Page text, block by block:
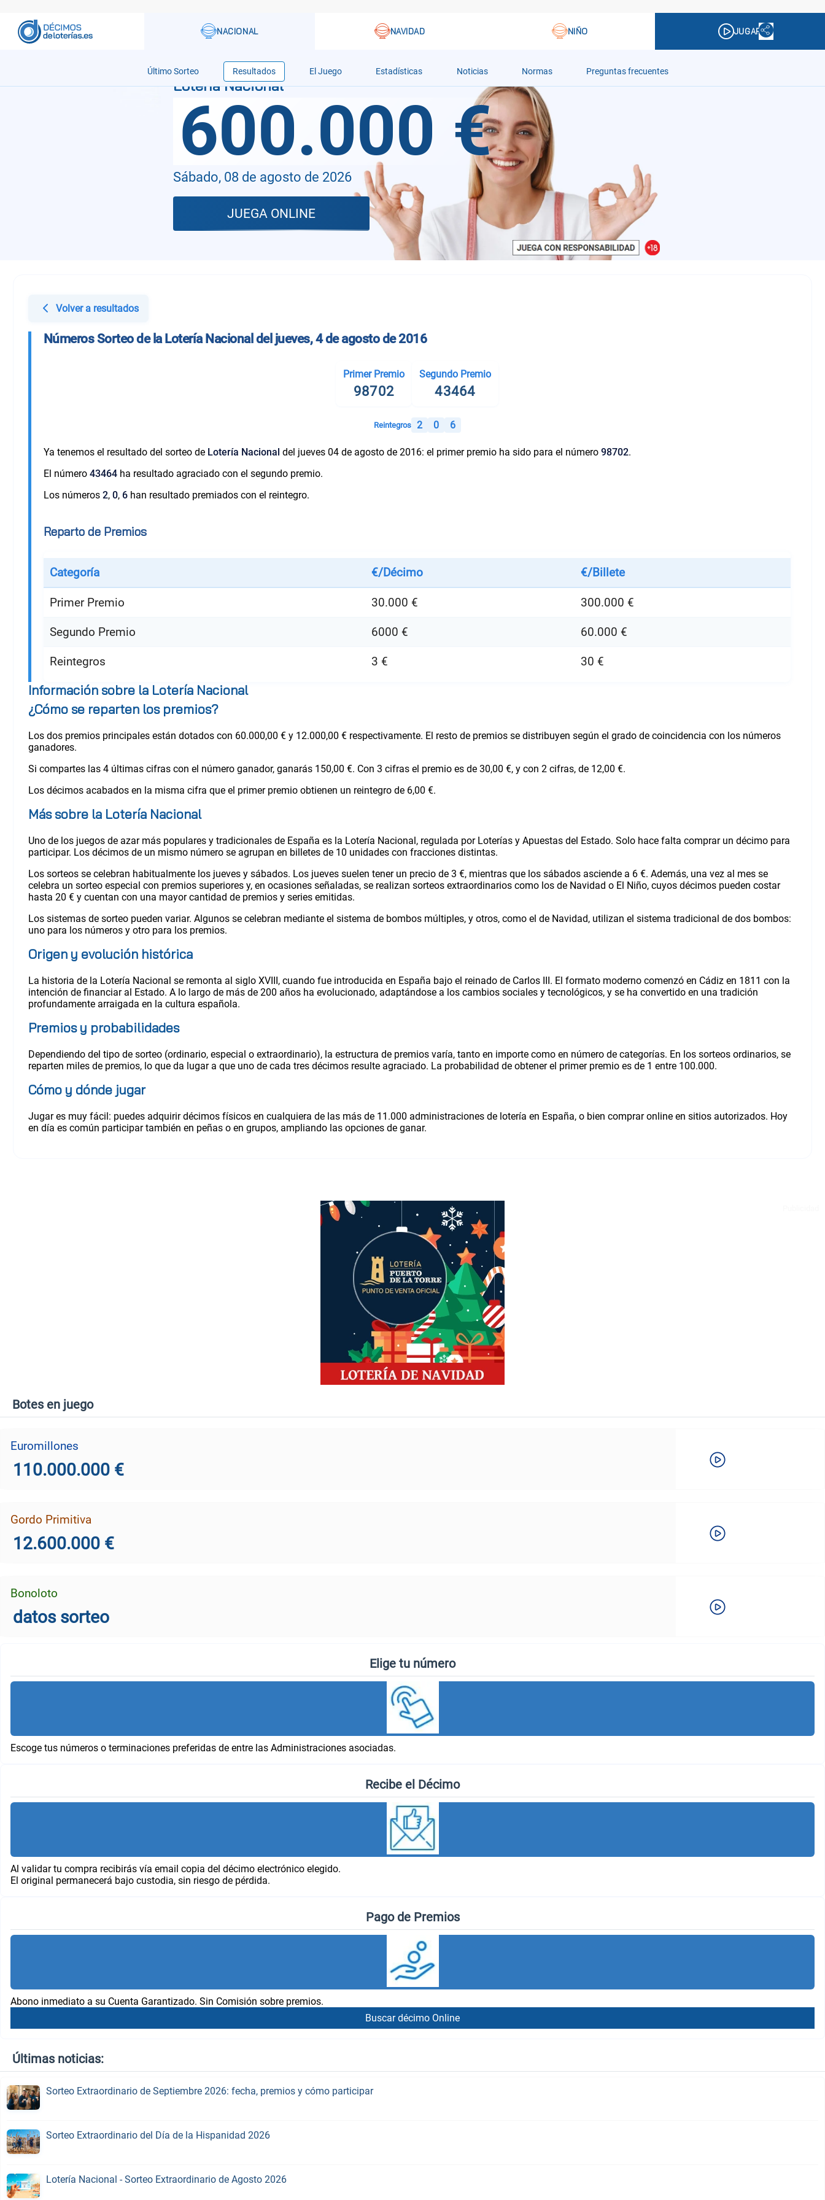
Último Sorteo Resultados El Juego Estadísticas Noticias Normas Preguntas frecuentes
Volver a resultados
Números Sorteo de la Lotería Nacional del jueves, 4 de agosto de 2016
Primer Premio
98702
Segundo Premio
43464
Reintegros 2 0 6
Ya tenemos el resultado del sorteo de Lotería Nacional del jueves 04 de agosto de 2016: el primer premio ha sido para el número 98702.
El número 43464ha resultado agraciado con el segundo premio.
Los números 2, 0, 6han resultado premiados con el reintegro.
Reparto de Premios
Categoría €/Décimo €/Billete
Primer Premio 30.000 € 300.000 €
Segundo Premio 6000 € 60.000 €
Reintegros 3 € 30 €
Información sobre la Lotería Nacional
¿Cómo se reparten los premios?
Los dos premios principales están dotados con 60.000,00 € y 12.000,00 € respectivamente. El resto de premios se distribuyen según el grado de coincidencia con los números
ganadores.
Si compartes las 4 últimas cifras con el número ganador, ganarás 150,00 €. Con 3 cifras el premio es de 30,00 €, y con 2 cifras, de 12,00 €.
Los décimos acabados en la misma cifra que el primer premio obtienen un reintegro de 6,00 €.
Más sobre la Lotería Nacional
Uno de los juegos de azar más populares y tradicionales de España es la Lotería Nacional, regulada por Loterías y Apuestas del Estado. Solo hace falta comprar un décimo para
participar. Los décimos de un mismo número se agrupan en billetes de 10 unidades con fracciones distintas.
Los sorteos se celebran habitualmente los jueves y sábados. Los jueves suelen tener un precio de 3 €, mientras que los sábados asciende a 6 €. Además, una vez al mes se
celebra un sorteo especial con premios superiores y, en ocasiones señaladas, se realizan sorteos extraordinarios como los de Navidad o El Niño, cuyos décimos pueden costar
hasta 20 € y cuentan con una mayor cantidad de premios y series emitidas.
Los sistemas de sorteo pueden variar. Algunos se celebran mediante el sistema de bombos múltiples, y otros, como el de Navidad, utilizan el sistema tradicional de dos bombos:
uno para los números y otro para los premios.
Origen y evolución histórica
La historia de la Lotería Nacional se remonta al siglo XVIII, cuando fue introducida en España bajo el reinado de Carlos III. El formato moderno comenzó en Cádiz en 1811 con la
intención de financiar al Estado. A lo largo de más de 200 años ha evolucionado, adaptándose a los cambios sociales y tecnológicos, y se ha convertido en una tradición
profundamente arraigada en la cultura española.
Premios y probabilidades
Dependiendo del tipo de sorteo (ordinario, especial o extraordinario), la estructura de premios varía, tanto en importe como en número de categorías. En los sorteos ordinarios, se
reparten miles de premios, lo que da lugar a que uno de cada tres décimos resulte agraciado. La probabilidad de obtener el primer premio es de 1 entre 100.000.
Cómo y dónde jugar
Jugar es muy fácil: puedes adquirir décimos físicos en cualquiera de las más de 11.000 administraciones de lotería en España, o bien comprar online en sitios autorizados. Hoy
en día es común participar también en peñas o en grupos, ampliando las opciones de ganar.
Botes en juego
Euromillones
110.000.000 €
Gordo Primitiva
12.600.000 €
Bonoloto
datos sorteo
Elige tu número
Escoge tus números o terminaciones preferidas de entre las Administraciones asociadas.
Recibe el Décimo
Al validar tu compra recibirás vía email copia del décimo electrónico elegido.
El original permanecerá bajo custodia, sin riesgo de pérdida.
Pago de Premios
Abono inmediato a su Cuenta Garantizado. Sin Comisión sobre premios.
Buscar décimo Online
Últimas noticias:
Sorteo Extraordinario de Septiembre 2026: fecha, premios y cómo participar
Sorteo Extraordinario del Día de la Hispanidad 2026
Lotería Nacional - Sorteo Extraordinario de Agosto 2026
600.000 €
Sábado, 08 de agosto de 2026
JUEGA ONLINE